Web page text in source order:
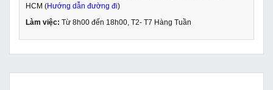
HCM (Hướng dẫn đường đi)
Làm việc: Từ 8h00 đến 18h00, T2- T7 Hàng Tuần